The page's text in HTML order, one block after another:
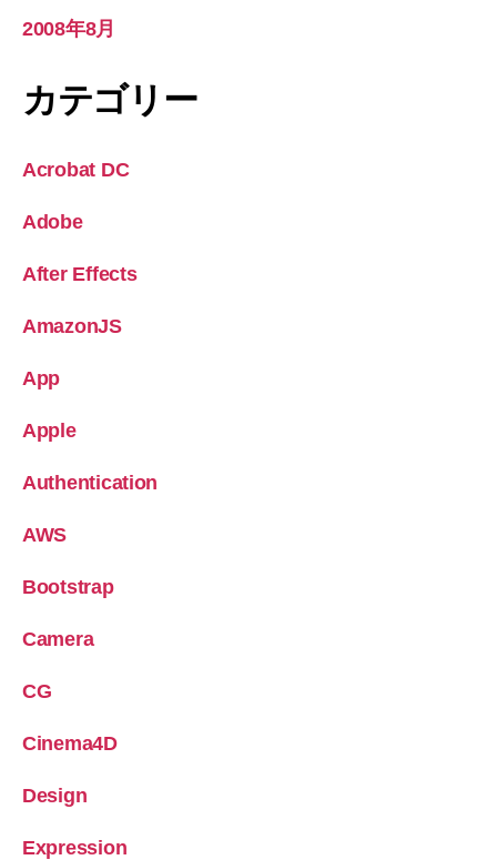
2008年8月
カテゴリー
Acrobat DC
Adobe
After Effects
AmazonJS
App
Apple
Authentication
AWS
Bootstrap
Camera
CG
Cinema4D
Design
Expression